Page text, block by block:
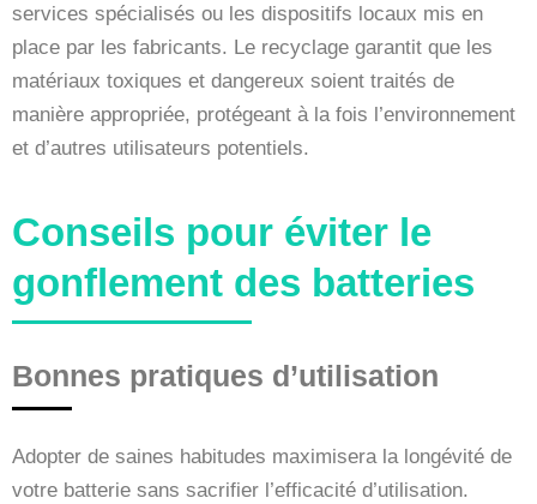
services spécialisés ou les dispositifs locaux mis en
place par les fabricants. Le recyclage garantit que les
matériaux toxiques et dangereux soient traités de
manière appropriée, protégeant à la fois l’environnement
et d’autres utilisateurs potentiels.
Conseils pour éviter le
gonflement des batteries
Bonnes pratiques d’utilisation
Adopter de saines habitudes maximisera la longévité de
votre batterie sans sacrifier l’efficacité d’utilisation.